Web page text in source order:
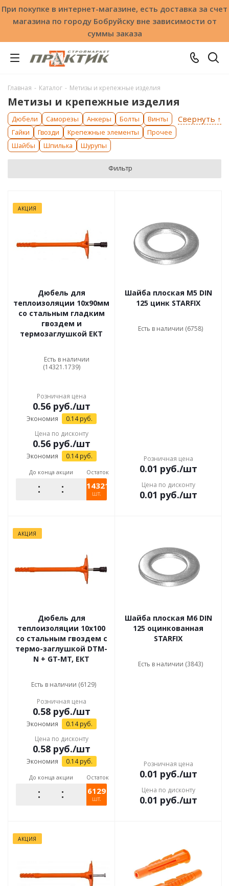
При покупке в интернет-магазине, есть доставка за счет
магазина по городу Бобруйску вне зависимости от
суммы заказа
Главная - Каталог - Метизы и крепежные изделия
Метизы и крепежные изделия
Свернуть ↑
Дюбели Саморезы Анкеры Болты
Винты
Гайки
Гвозди Крепежные элементы
Прочее
Шайбы
Шпилька Шурупы
Фильтр
АКЦИЯ
Дюбель для
теплоизоляции 10x90мм
со стальным гладким
гвоздем и
термозаглушкой ЕКТ
Есть в наличии
(14321.1739)
Розничная цена
0.56руб./шт
Экономия 0.14руб.
Цена по дисконту
0.56руб./шт
Экономия 0.14руб.
До конца акции Остаток
14321.1739
шт.
Шайба плоская М5 DIN
125 цинк STARFIX
Есть в наличии (6758)
Розничная цена
0.01 руб./шт
Цена по дисконту
0.01 руб./шт
АКЦИЯ
Дюбель для
теплоизоляции 10x100
со стальным гвоздем с
термо-заглушкой DTM-
N + GT-MT, ЕКТ
Есть в наличии (6129)
Розничная цена
0.58руб./шт
Экономия 0.14руб.
Цена по дисконту
0.58руб./шт
Экономия 0.14руб.
До конца акции Остаток
6129
шт.
Шайба плоская М6 DIN
125 оцинкованная
STARFIX
Есть в наличии (3843)
Розничная цена
0.01 руб./шт
Цена по дисконту
0.01 руб./шт
АКЦИЯ